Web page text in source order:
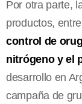
Por otra parte,
productos,
control de
nitrógeno y el
desarrollo en
campaña de